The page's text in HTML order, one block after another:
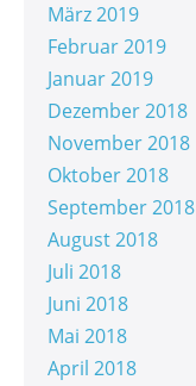
März 2019
Februar 2019
Januar 2019
Dezember 2018
November 2018
Oktober 2018
September 2018
August 2018
Juli 2018
Juni 2018
Mai 2018
April 2018